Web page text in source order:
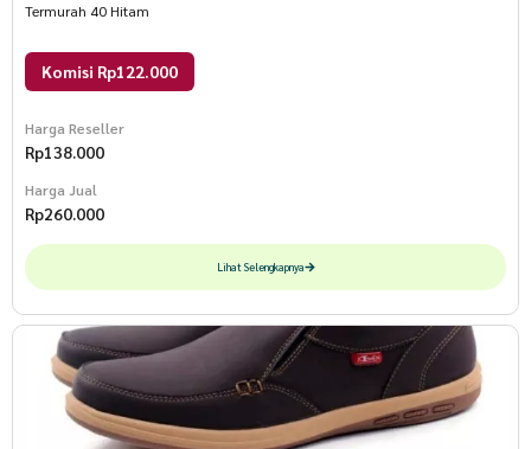
Termurah 40 Hitam
Komisi Rp122.000
Harga Reseller
Rp138.000
Harga Jual
Rp260.000
Lihat Selengkapnya